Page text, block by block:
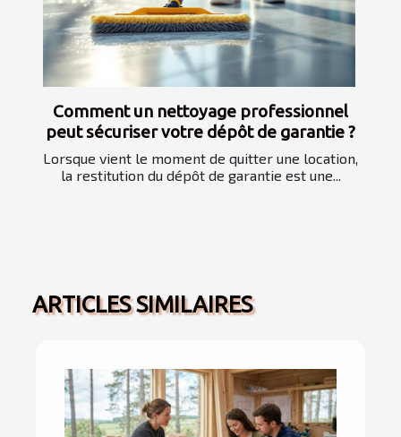
Comment un nettoyage professionnel
peut sécuriser votre dépôt de garantie ?
Lorsque vient le moment de quitter une location,
la restitution du dépôt de garantie est une...
ARTICLES SIMILAIRES